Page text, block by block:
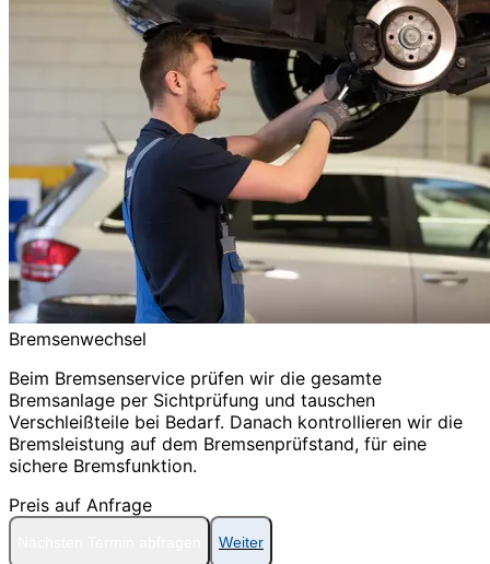
Bremsenwechsel
Beim Bremsenservice prüfen wir die gesamte
Bremsanlage per Sichtprüfung und tauschen
Verschleißteile bei Bedarf. Danach kontrollieren wir die
Bremsleistung auf dem Bremsenprüfstand, für eine
sichere Bremsfunktion.
Preis auf Anfrage
Weiter